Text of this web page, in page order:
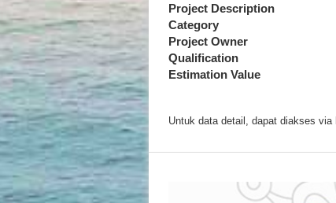
Project Description
Category
Project Owner
Qualification
Estimation Value
Untuk data detail, dapat diakses via